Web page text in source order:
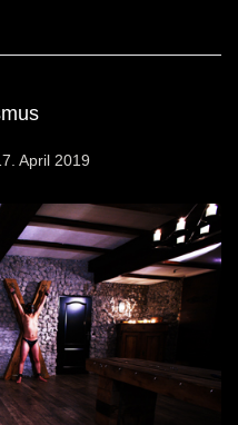
April 2019